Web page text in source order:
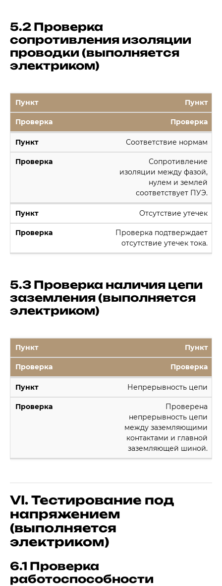
5.2 Проверка
сопротивления изоляции
проводки (выполняется
электриком)
Пункт
Проверка
Соответствие нормам
Сопротивление
изоляции между фазой,
нулем и землей
соответствует ПУЭ.
Отсутствие утечек
Проверка подтверждает
отсутствие утечек тока.
5.3 Проверка наличия цепи
заземления (выполняется
электриком)
Пункт
Проверка
Непрерывность цепи
Проверена
непрерывность цепи
между заземляющими
контактами и главной
заземляющей шиной.
VI. Тестирование под
напряжением
(выполняется
электриком)
6.1 Проверка
работоспособности